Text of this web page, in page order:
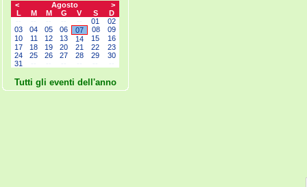
< Agosto
>
L
M M G V S
D
01
02
03
04 05 06 07 08
09
10
11 12 13 14 15
16
17
18 19 20 21 22
23
24
25 26 27 28 29
30
31
Tutti gli eventi dell'anno